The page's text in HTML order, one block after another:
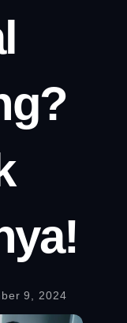
9, 2024